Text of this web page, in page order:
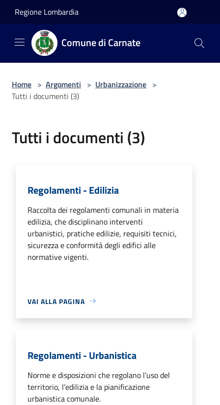
Regione Lombardia
Comune di Carnate
Home > Argomenti > Urbanizzazione >
Tutti i documenti (3)
Tutti i documenti (3)
Regolamenti - Edilizia
Raccolta dei regolamenti comunali in materia
edilizia, che disciplinano interventi
urbanistici, pratiche edilizie, requisiti tecnici,
sicurezza e conformità degli edifici alle
normative vigenti.
VAI ALLA PAGINA
Regolamenti - Urbanistica
Norme e disposizioni che regolano l’uso del
territorio, l’edilizia e la pianificazione
urbanistica comunale.